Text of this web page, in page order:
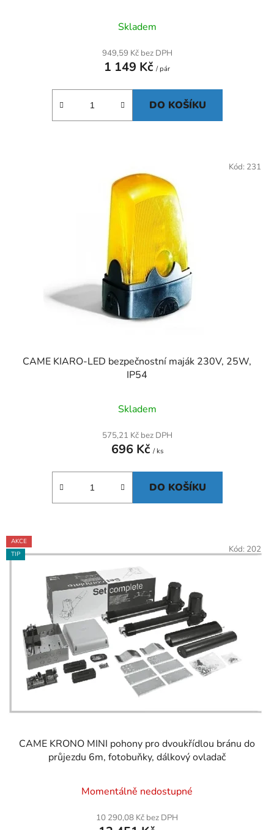
Skladem
949,59 Kč bez DPH
1 149 Kč / pár
DO KOŠÍKU
CAME KIARO-LED bezpečnostní maják 230V, 25W,
IP54
Skladem
575,21 Kč bez DPH
696 Kč / ks
DO KOŠÍKU
Kód: 231
AKCE
TIP
CAME KRONO MINI pohony pro dvoukřídlou bránu do
průjezdu 6m, fotobuňky, dálkový ovladač
Momentálně nedostupné
10 290,08 Kč bez DPH
Kód: 202